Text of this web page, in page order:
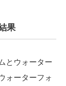
果
とウォーター
ォーターフォ